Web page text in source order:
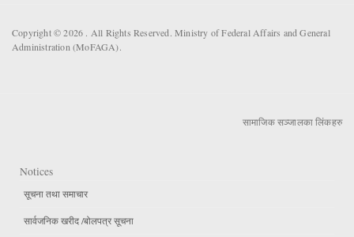
Copyright © 2026 . All Rights Reserved. Ministry of Federal Affairs and General
Administration (MoFAGA).
सामाजिक सञ्जालका लिंकहरु
Notices
सूचना तथा समाचार
सार्वजनिक खरीद /बोलपत्र सूचना